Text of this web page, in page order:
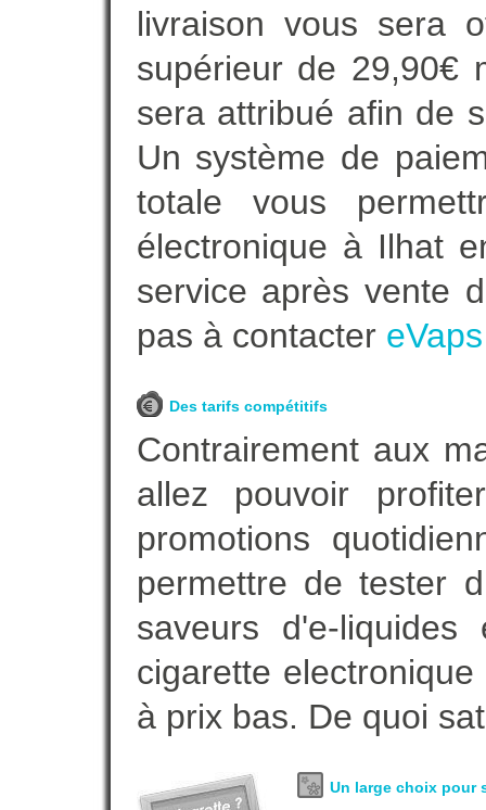
livraison vous sera
supérieur de 29,90€
sera attribué afin de
Un système de
totale vous
électronique à Ilhat
service après vente
pas à contacter eVaps
Des tarifs compétitifs
Contrairement aux
allez pouvoir
promotions
permettre de tester
saveurs d'e-
cigarette
à prix bas. De quoi
Un large choix pour